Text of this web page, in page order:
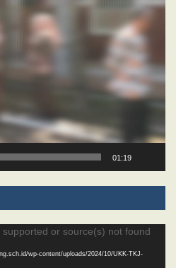
01:19
or source(s) not found
wp-content/uploads/2024/10/UKK-TKJ-